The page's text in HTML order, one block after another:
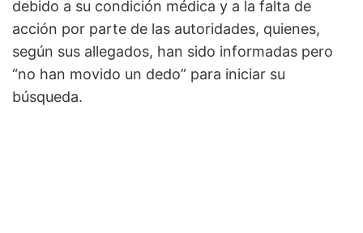
debido a su condición médica y a la falta de
acción por parte de las autoridades, quienes,
según sus allegados, han sido informadas pero
“no han movido un dedo” para iniciar su
búsqueda.